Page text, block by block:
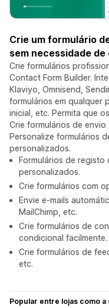
Crie um formulário
sem necessidade
Crie formulários
Contact Form Builder.
Klaviyo, Omnisend,
formulários em qualquer
inicial, etc. Permita que
Crie formulários de envio
Personalize formulários
personalizados.
Formulários de
personalizados.
Crie formulários com
Envie e-mails
MailChimp, etc.
Crie formulários de
condicional facilmente.
Crie formulários de
etc.
Popular entre lojas como a